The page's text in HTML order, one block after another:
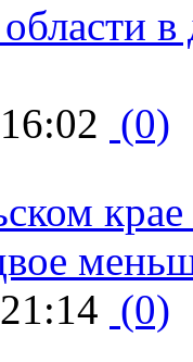
в
(0)
(0)